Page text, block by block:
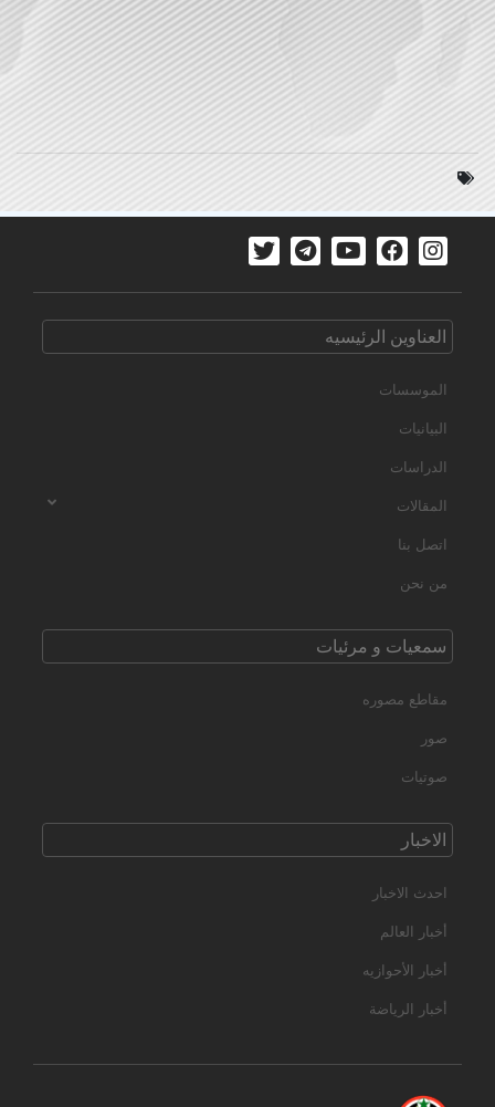
العناوین الرئیسیه
الموسسات
البیانیات
الدراسات
المقالات
اتصل بنا
من نحن
سمعیات و مرئیات
مقاطع مصوره
صور
صوتیات
الاخبار
احدث الاخبار
أخبار العالم
أخبار الأحوازیه
أخبار الرياضة